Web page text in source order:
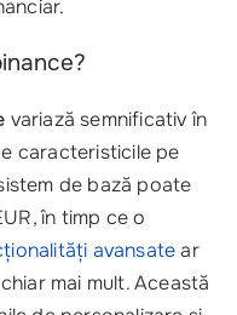
variază semnificativ în
caracteristicile pe
de bază poate
în timp ce o
avansatear
mai mult. Această